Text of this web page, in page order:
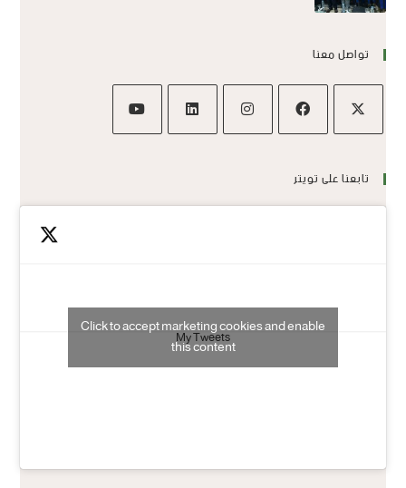
تواصل معنا
تابعنا على تويتر
My Tweets
Click to accept marketing cookies and enable
this content